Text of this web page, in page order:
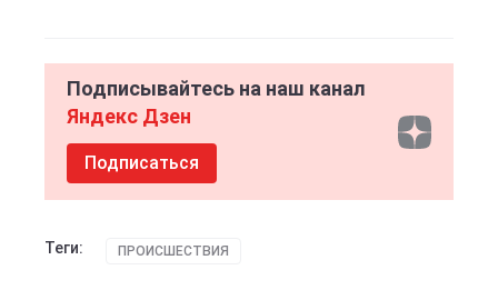
Подписывайтесь на наш канал
Яндекс Дзен
Подписаться
Теги: ПРОИСШЕСТВИЯ